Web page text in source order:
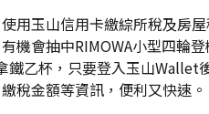
用玉山信用卡繳綜所稅及房
機會抽中RIMOWA小型四輪
鐵乙杯，只要登入玉山
稅金額等資訊，便利又快速。